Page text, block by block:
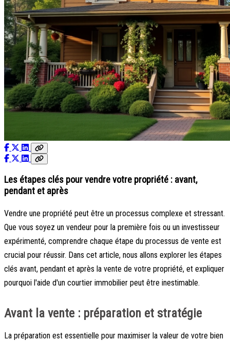
Les étapes clés pour vendre votre propriété : avant,
pendant et après
Vendre une propriété peut être un processus complexe et stressant.
Que vous soyez un vendeur pour la première fois ou un investisseur
expérimenté, comprendre chaque étape du processus de vente est
crucial pour réussir. Dans cet article, nous allons explorer les étapes
clés avant, pendant et après la vente de votre propriété, et expliquer
pourquoi l'aide d'un courtier immobilier peut être inestimable.
Avant la vente : préparation et stratégie
La préparation est essentielle pour maximiser la valeur de votre bien